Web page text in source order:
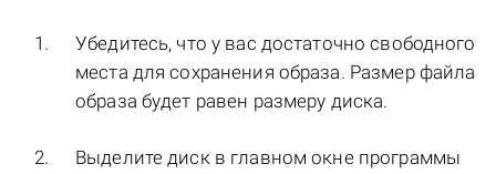
Убедитесь, что у вас достаточно свободного
места для сохранения образа. Размер файла
образа будет равен размеру диска.
Выделите диск в главном окне программы